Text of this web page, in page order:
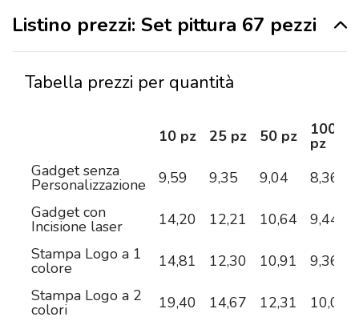
Listino prezzi: Set pittura 67 pezzi
Tabella prezzi per quantità
10 pz 25 pz 50 pz 100
pz
Gadget senza
Personalizzazione 9,59 9,35 9,04
8,36
Gadget con
Incisione laser 14,20 12,21 10,64
9,44
Stampa Logo a 1
colore 14,81 12,30 10,91
9,36
Stampa Logo a 2
colori 19,40 14,67 12,31 10,09